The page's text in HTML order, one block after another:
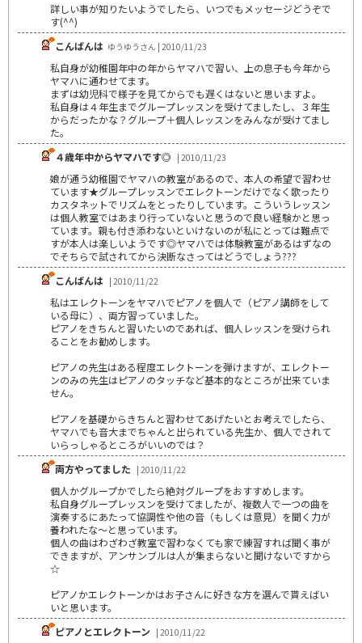
詳しい事が知りたいようでしたら、いつでもメッセージどうぞで
す(^^)
こんばんは ゆうゆうさん | 2010/11/23
私自身が幼稚園年中の年からヤマハで習い、上の息子も今年から
ヤマハに通わせてます。
まずは幼児科で様子を見てからでも遅くはないと思いますよ。
私自身は４年生までグループレッスンを受けてましたし、３年生
からだったかな？グループ＋個人レッスンをみんなが受けてまし
た。
４歳年中からヤマハです◎ | 2010/11/23
娘が通う幼稚園でヤマハの教室があるので、本人の希望で習わせ
ています★グループレッスンでエレクトーンだけでなく歌ったり
カスタネットでリズムをとったりしています。こういうレッスン
は個人教室ではあまり行っていないと思うので良い経験かと思っ
ています。親も付き添わないといけないのが私にとっては難点で
すが本人は楽しいようです◎ヤマハでは体験教室があるはずなの
でそちらで試されてから決断なさってはどうでしょう???
こんばんは | 2010/11/22
私はエレクトーンをヤマハでピアノを個人で（ピアノ講師をして
いる母に）、両方習っていました。
ピアノをきちんと習いたいのであれば、個人レッスンを受けられ
ることをお勧めします。
ピアノの先生はある程度エレクトーンを弾けますが、エレクトー
ンのみの先生はピアノのタッチなど基本的なところが出来ていま
せん。
ピアノを基礎からきちんと習わせてあげたいとお考えでしたら、
ヤマハでも音大までちゃんと出られている先生か、個人でされて
いらっしゃるところがいいのでは？
両方やってました | 2010/11/22
個人かグループかでしたら絶対グループをおすすめします。
私自身グループレッスンを受けてましたが、複数人で一つの曲を
演奏するにあたって協調性や他の音（もしくは意見）を聞く力が
養われたな～と思っています。
個人の曲はわざわざ教室で習わなくても家で練習すれば聞く事が
できますが、アンサンブルは人が集まらないと聞けないですから
☆
ピアノかエレクトーンかはお子さんに好きな方を選んで貰えばい
いと思います。
ピアノとエレクトーン | 2010/11/22